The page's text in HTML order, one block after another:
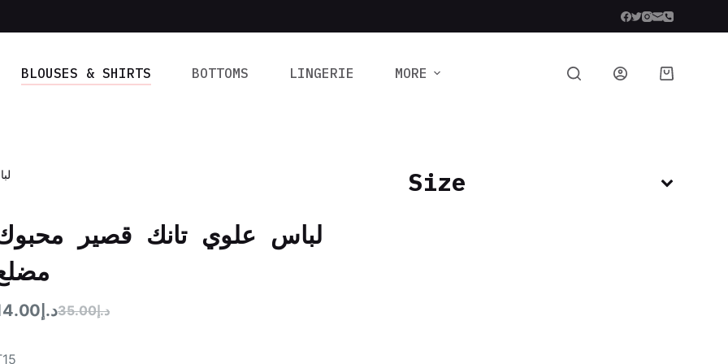
BLOUSES & SHIRTS BOTTOMS LINGERIE MORE
لباس علوي تانك قصير
د.إ35.00د.إ
Size